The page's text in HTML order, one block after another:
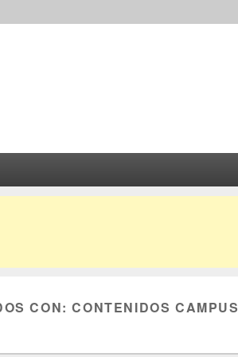
CON:CONTENIDOS CAMPUS